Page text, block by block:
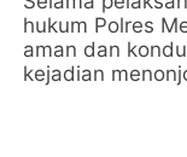
hukum Polres
aman dan
kejadian